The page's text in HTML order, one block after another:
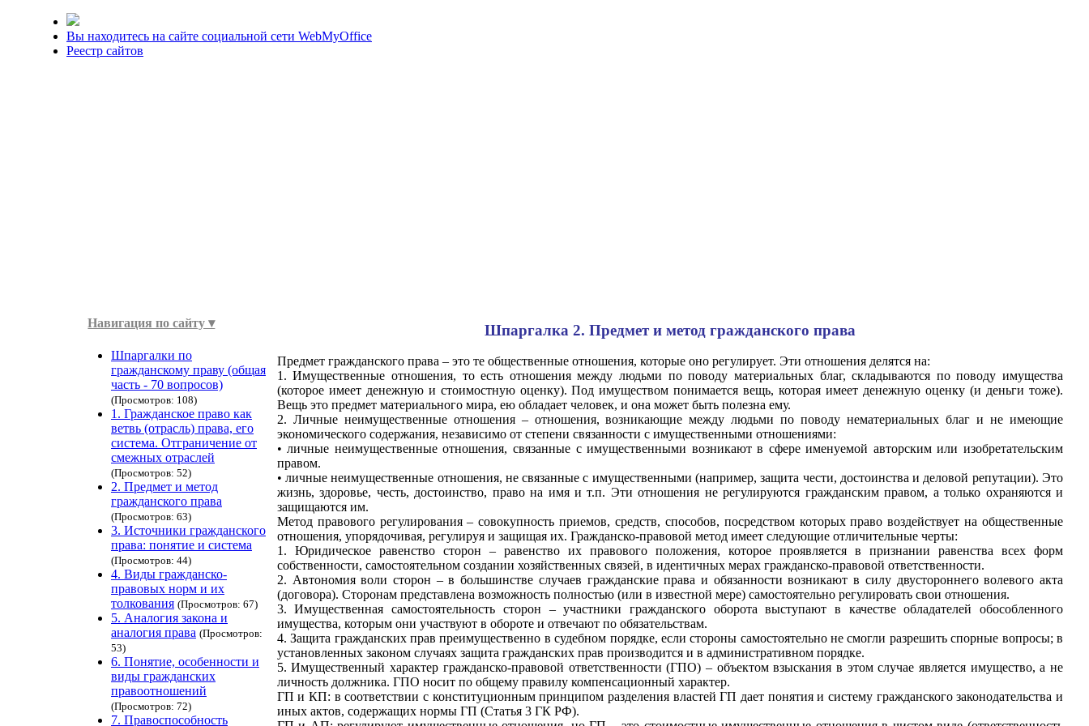
Вы находитесь на сайте социальной сети WebMyOffice
Реестр сайтов
Навигация по сайту ▾
Шпаргалки по
гражданскому праву (общая
часть - 70 вопросов)
(Просмотров: 108)
1. Гражданское право как
ветвь (отрасль) права, его
система. Отграничение от
смежных отраслей
(Просмотров: 52)
2. Предмет и метод
гражданского права
(Просмотров: 63)
3. Источники гражданского
права: понятие и система
(Просмотров: 44)
4. Виды гражданско-
правовых норм и их
толкования (Просмотров: 67)
5. Аналогия закона и
аналогия права (Просмотров:
53)
6. Понятие, особенности и
виды гражданских
правоотношений
(Просмотров: 72)
7. Правоспособность
Шпаргалка 2. Предмет и метод гражданского права
Предмет гражданского права – это те общественные отношения, которые оно регулирует. Эти отношения делятся на:
1. Имущественные отношения, то есть отношения между людьми по поводу материальных благ, складываются по поводу имущества
(которое имеет денежную и стоимостную оценку). Под имуществом понимается вещь, которая имеет денежную оценку (и деньги тоже).
Вещь это предмет материального мира, ею обладает человек, и она может быть полезна ему.
2. Личные неимущественные отношения – отношения, возникающие между людьми по поводу нематериальных благ и не имеющие
экономического содержания, независимо от степени связанности с имущественными отношениями:
• личные неимущественные отношения, связанные с имущественными возникают в сфере именуемой авторским или изобретательским
правом.
• личные неимущественные отношения, не связанные с имущественными (например, защита чести, достоинства и деловой репутации). Это
жизнь, здоровье, честь, достоинство, право на имя и т.п. Эти отношения не регулируются гражданским правом, а только охраняются и
защищаются им.
Метод правового регулирования – совокупность приемов, средств, способов, посредством которых право воздействует на общественные
отношения, упорядочивая, регулируя и защищая их. Гражданско-правовой метод имеет следующие отличительные черты:
1. Юридическое равенство сторон – равенство их правового положения, которое проявляется в признании равенства всех форм
собственности, самостоятельном создании хозяйственных связей, в идентичных мерах гражданско-правовой ответственности.
2. Автономия воли сторон – в большинстве случаев гражданские права и обязанности возникают в силу двустороннего волевого акта
(договора). Сторонам представлена возможность полностью (или в известной мере) самостоятельно регулировать свои отношения.
3. Имущественная самостоятельность сторон – участники гражданского оборота выступают в качестве обладателей обособленного
имущества, которым они участвуют в обороте и отвечают по обязательствам.
4. Защита гражданских прав преимущественно в судебном порядке, если стороны самостоятельно не смогли разрешить спорные вопросы; в
установленных законом случаях защита гражданских прав производится и в административном порядке.
5. Имущественный характер гражданско-правовой ответственности (ГПО) – объектом взыскания в этом случае является имущество, а не
личность должника. ГПО носит по общему правилу компенсационный характер.
ГП и КП: в соответствии с конституционным принципом разделения властей ГП дает понятия и систему гражданского законодательства и
иных актов, содержащих нормы ГП (Статья 3 ГК РФ).